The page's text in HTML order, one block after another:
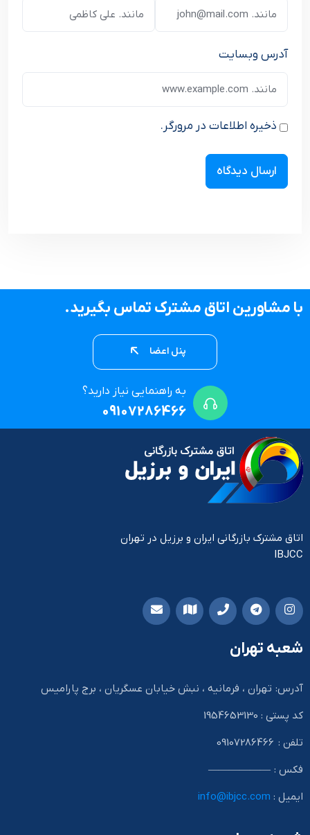
آدرس وبسایت
ذخیره اطلاعات در مرورگر.
با مشاورین اتاق مشترک تماس بگیرید.
پنل اعضا
به راهنمایی نیاز دارید؟
09107286466
اتاق مشترک بازرگانی ایران و برزیل در تهران
IBJCC
شعبه تهران
آدرس: تهران ، فرمانیه ، نبش خیابان عسگریان ، برج پارامیس
کد پستی : 1954653130
تلفن : 09107286466
فکس : ——————
ایمیل : info@ibjcc.com